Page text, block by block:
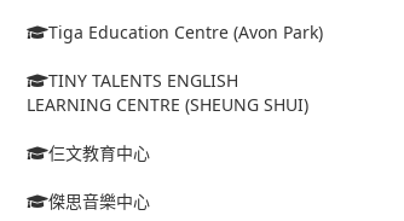
Tiga Education Centre (Avon Park)
TINY TALENTS ENGLISH
LEARNING CENTRE (SHEUNG SHUI)
仨文教育中心
傑思音樂中心